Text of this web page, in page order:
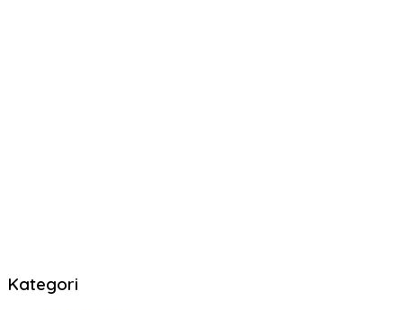
Kategori